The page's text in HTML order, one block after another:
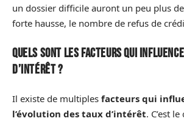
un dossier difficile auront un peu plus
forte hausse, le nombre de refus de
Quels sont les facteurs qui
d’intérêt ?
Il existe de multiples facteurs qui
l’évolution des taux d’intérêt. C’est